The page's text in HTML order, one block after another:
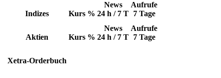
Indizes Kurs %
News
24 h / 7 T
Aufrufe
7 Tage
Aktien Kurs %
News
24 h / 7 T
Aufrufe
7 Tage
Xetra-Orderbuch